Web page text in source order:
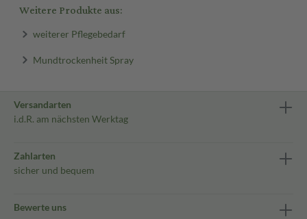
Weitere Produkte aus:
weiterer Pflegebedarf
Mundtrockenheit Spray
Versandarten
i.d.R. am nächsten Werktag
Zahlarten
sicher und bequem
Bewerte uns